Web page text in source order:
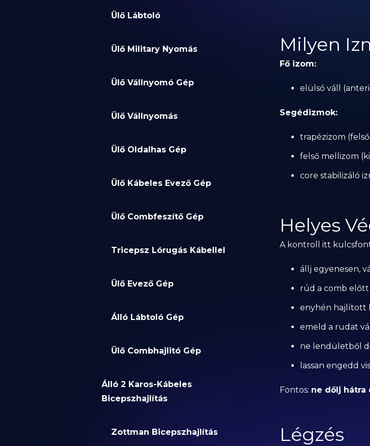
Ülő Lábtoló
Ülő Military Nyomás
Ülő Vállnyomó Gép
Ülő Vállnyomás
Ülő Oldalhas Gép
Ülő Kábeles Evező Gép
Ülő Combfeszítő Gép
Tricepsz Lórugás Kábellel
Ülő Evező Gép
Álló Lábtoló Gép
Ülő Combhajlitó Gép
Álló 2 Karos-Kábeles
Bicepszhajlítás
Zottman Bicepszhajlítás
Milyen
Fő izom:
elülső váll
Segédizmok:
trapézizom (felső
felső mellizom
core stabilizáló
Helyes
A kontroll itt
állj egyenesen,
rúd a comb előtt
enyhén hajlított
emeld a rudat
ne lendületből
lassan engedd
Fontos: ne dőlj hátra
Légzés